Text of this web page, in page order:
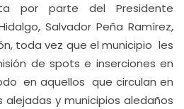
por parte del Presidente
Salvador Peña Ramírez,
toda vez que el municipio les
de spots e inserciones en
en aquellos que circulan en
y municipios aledaños